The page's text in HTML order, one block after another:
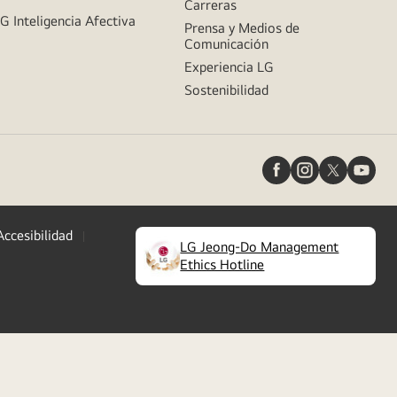
Inteligencia Afectiva
Carreras
Prensa y Medios de
Comunicación
Experiencia LG
Sostenibilidad
LG Jeong-Do Management
Ethics Hotline
(opens
tab)